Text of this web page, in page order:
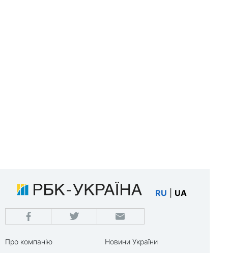
RU UA
Про компанію
Новини України